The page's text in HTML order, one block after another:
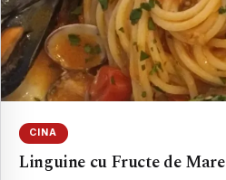
CINA
Linguine cu Fructe de Mare